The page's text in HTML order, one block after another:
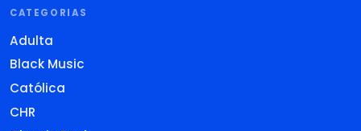
CATEGORIAS
Adulta
Black Music
Católica
CHR